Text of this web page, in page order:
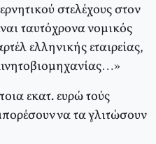
στελέχους στον
ταυτόχρονα νομικός
ελληνικής εταιρείας,
εκατ. ευρώ τούς
να τα γλιτώσουν